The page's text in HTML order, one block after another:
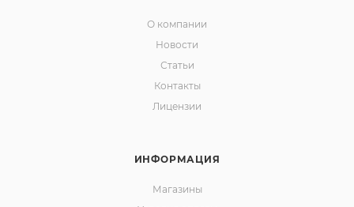
О компании
Новости
Статьи
Контакты
Лицензии
ИНФОРМАЦИЯ
Магазины